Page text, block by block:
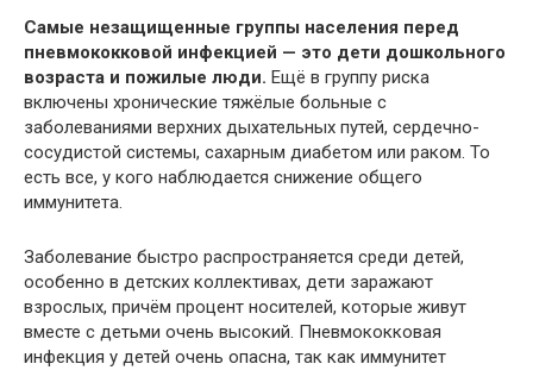
Самые незащищенные группы населения перед
пневмококковой инфекцией — это дети дошкольного
возраста и пожилые люди. Ещё в группу риска
включены хронические тяжёлые больные с
заболеваниями верхних дыхательных путей, сердечно-
сосудистой системы, сахарным диабетом или раком. То
есть все, у кого наблюдается снижение общего
иммунитета.
Заболевание быстро распространяется среди детей,
особенно в детских коллективах, дети заражают
взрослых, причём процент носителей, которые живут
вместе с детьми очень высокий. Пневмококковая
инфекция у детей очень опасна, так как иммунитет